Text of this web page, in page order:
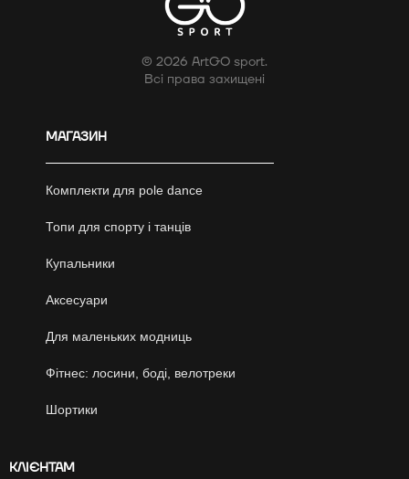
© 2026 ArtGO sport.
Всі права захищені
МАГАЗИН
Комплекти для pole dance
Топи для спорту і танців
Купальники
Аксесуари
Для маленьких модниць
Фітнес: лосини, боді, велотреки
Шортики
КЛІЄНТАМ